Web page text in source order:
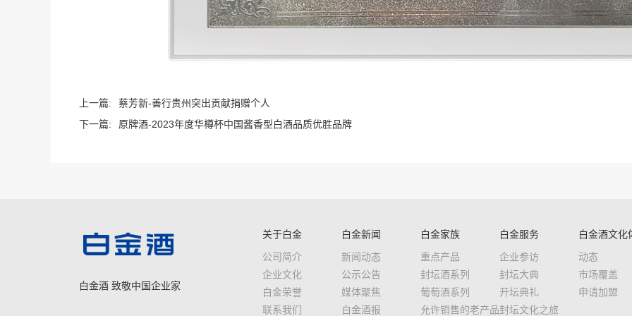
上一篇:
蔡芳新-善行贵州突出贡献捐赠个人
下一篇:
原牌酒-2023年度华樽杯中国酱香型白酒品质优胜品牌
白金酒 致敬中国企业家
关于白金
公司简介
企业文化
白金荣誉
联系我们
白金新闻
新闻动态
公示公告
媒体聚焦
白金酒报
白金家族
重点产品
封坛酒系列
葡萄酒系列
允许销售的老产品
白金服务
企业参访
封坛大典
开坛典礼
封坛文化之旅
白金酒文化
动态
市场覆盖
申请加盟